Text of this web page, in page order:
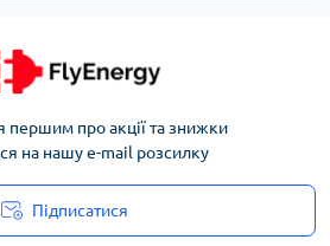
першим про акції та знижки
на нашу e-mail розсилку
Підписатися